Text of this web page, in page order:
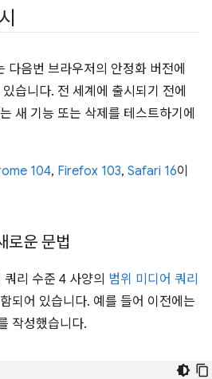
다음번 브라우저의 안정화 버전에
습니다. 전 세계에 출시되기 전에
새 기능 또는 삭제를 테스트하기에
104, Firefox 103, Safari 16이
로운 문법
리 수준 4 사양의 범위 미디어 쿼리
되어 있습니다. 예를 들어 이전에는
작성했습니다.